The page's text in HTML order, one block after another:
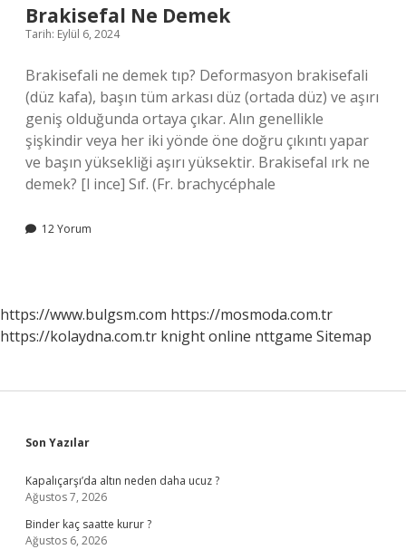
Brakisefal Ne Demek
Tarih: Eylül 6, 2024
Brakisefali ne demek tıp? Deformasyon brakisefali
(düz kafa), başın tüm arkası düz (ortada düz) ve aşırı
geniş olduğunda ortaya çıkar. Alın genellikle
şişkindir veya her iki yönde öne doğru çıkıntı yapar
ve başın yüksekliği aşırı yüksektir. Brakisefal ırk ne
demek? [l ince] Sıf. (Fr. brachycéphale
12 Yorum
https://www.bulgsm.com https://mosmoda.com.tr
https://kolaydna.com.tr knight online nttgame Sitemap
Sidebar
Son Yazılar
Kapalıçarşı’da altın neden daha ucuz ?
Ağustos 7, 2026
Binder kaç saatte kurur ?
Ağustos 6, 2026